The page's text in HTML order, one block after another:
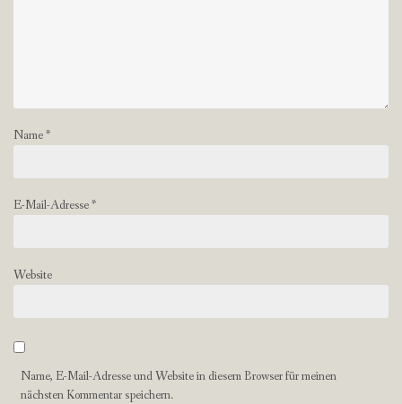
Name*
E-Mail-Adresse*
Website
Name, E-Mail-Adresse und Website in diesem Browser für meinen
nächsten Kommentar speichern.